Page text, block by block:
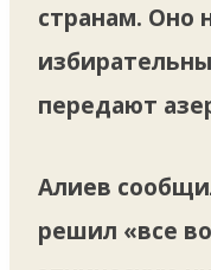
странам. Оно
передают
Алиев
решил «все